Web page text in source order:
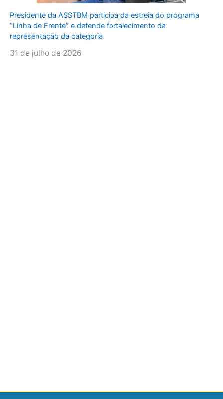
Presidente da ASSTBM participa da estreia do programa
“Linha de Frente” e defende fortalecimento da
representação da categoria
31 de julho de 2026